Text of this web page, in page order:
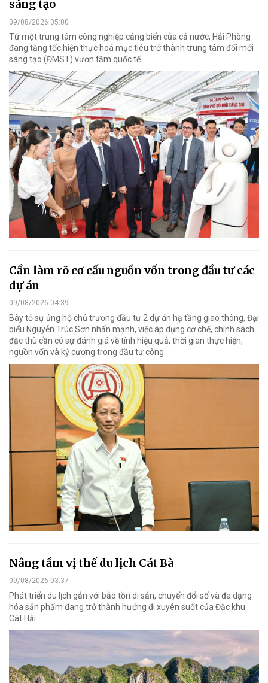
sáng tạo
09/08/2026 05:00
Từ một trung tâm công nghiệp cảng biển của cả nước, Hải Phòng
đang tăng tốc hiện thực hoá mục tiêu trở thành trung tâm đổi mới
sáng tạo (ĐMST) vươn tầm quốc tế.
Cần làm rõ cơ cấu nguồn vốn trong đầu tư các
dự án
09/08/2026 04:39
Bày tỏ sự ủng hộ chủ trương đầu tư 2 dự án hạ tầng giao thông, Đại
biểu Nguyễn Trúc Sơn nhấn mạnh, việc áp dụng cơ chế, chính sách
đặc thù cần có sự đánh giá về tính hiệu quả, thời gian thực hiện,
nguồn vốn và kỷ cương trong đầu tư công.
Nâng tầm vị thế du lịch Cát Bà
09/08/2026 03:37
Phát triển du lịch gắn với bảo tồn di sản, chuyển đổi số và đa dạng
hóa sản phẩm đang trở thành hướng đi xuyên suốt của Đặc khu
Cát Hải.